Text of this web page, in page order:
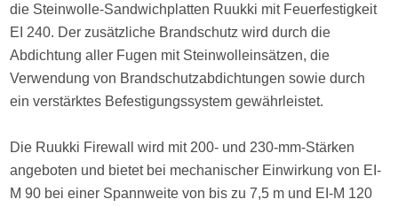
die Steinwolle-Sandwichplatten Ruukki mit Feuerfestigkeit
EI 240. Der zusätzliche Brandschutz wird durch die
Abdichtung aller Fugen mit Steinwolleinsätzen, die
Verwendung von Brandschutzabdichtungen sowie durch
ein verstärktes Befestigungssystem gewährleistet.
Die Ruukki Firewall wird mit 200- und 230-mm-Stärken
angeboten und bietet bei mechanischer Einwirkung von EI-
M 90 bei einer Spannweite von bis zu 7,5 m und EI-M 120